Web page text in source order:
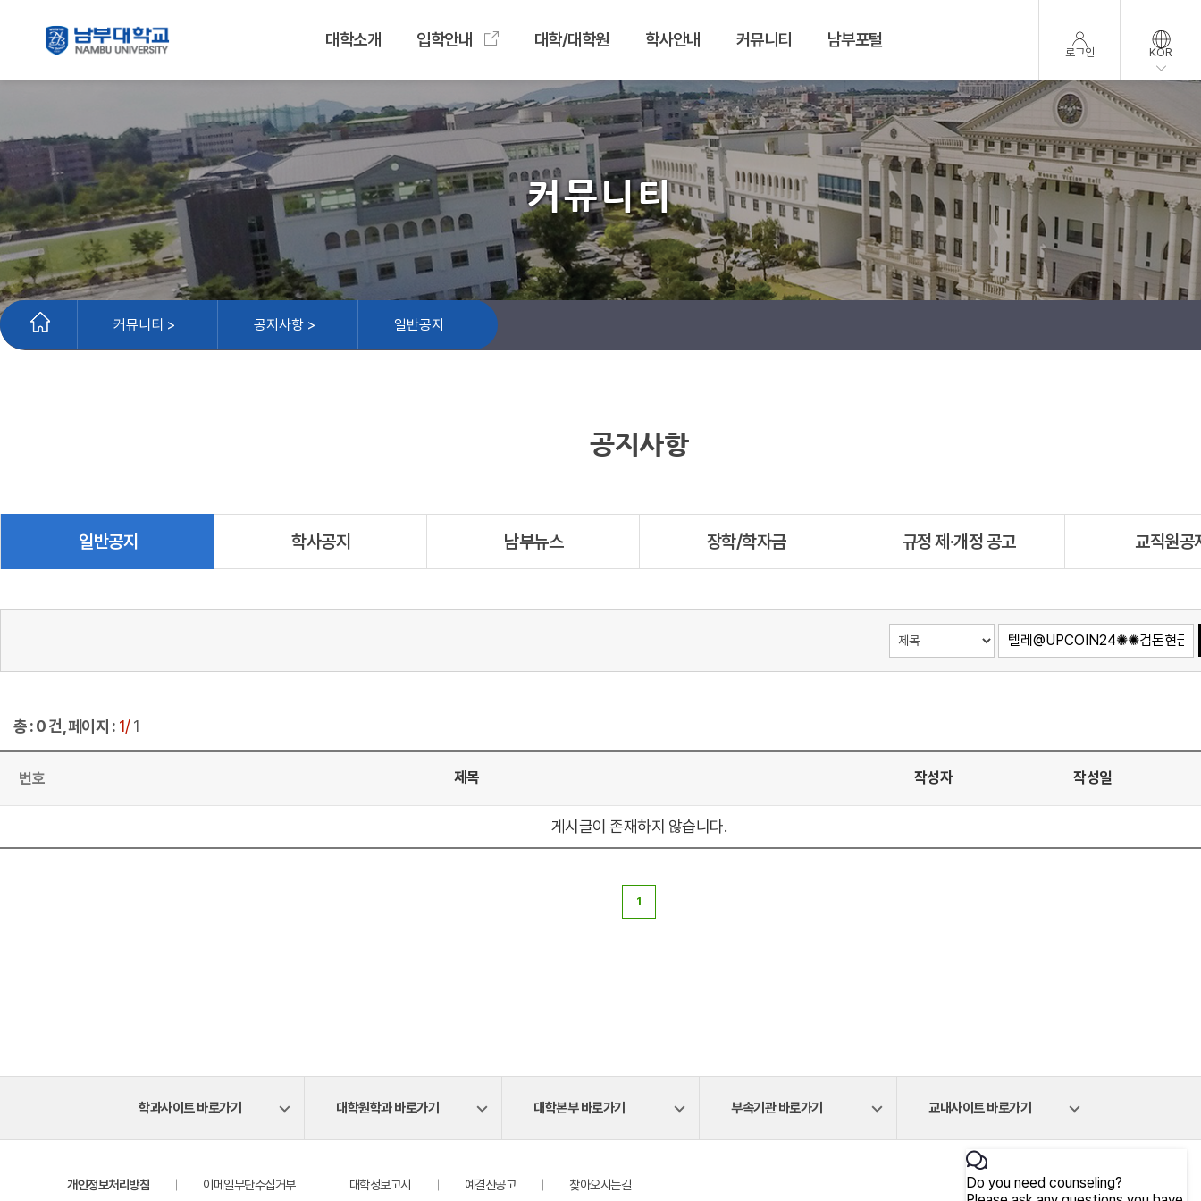
대학소개 입학안내 대학/대학원 학사안내 커뮤니티 남부포털
로그인 KOR
커뮤니티
커뮤니티 > 공지사항 > 일반공지
공지사항
일반공지 학사공지 남부뉴스 장학/학자금 규정 제·개정 공고 교직원공
총 : 0 건, 페이지 : 1/ 1
번호 제목 작성자 작성일
게시글이 존재하지 않습니다.
1
학과사이트 바로가기 대학원학과 바로가기 대학본부 바로가기 부속기관 바로가기 교내사이트 바로가기
개인정보처리방침 이메일무단수집거부 대학정보고시 예결산공고 찾아오시는길